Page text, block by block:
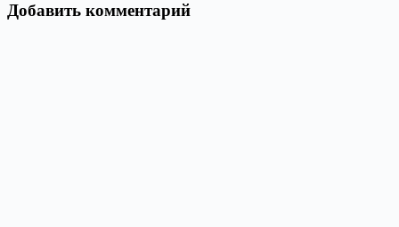
Добавить комментарий